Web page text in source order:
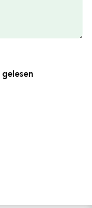
gelesen